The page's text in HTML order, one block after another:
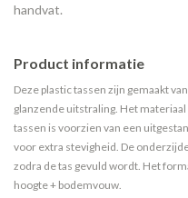
handvat.
Product informatie
Deze plastic tassen zijn gemaakt
glanzende uitstraling. Het
tassen is voorzien van een
voor extra stevigheid. De
zodra de tas gevuld wordt. Het
hoogte + bodemvouw.